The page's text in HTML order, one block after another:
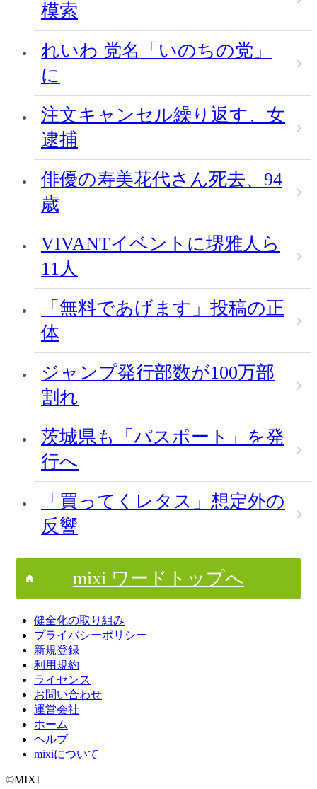
模索
れいわ 党名「いのちの党」
に
注文キャンセル繰り返す、女
逮捕
俳優の寿美花代さん死去、94
歳
VIVANTイベントに堺雅人ら
11人
「無料であげます」投稿の正
体
ジャンプ発行部数が100万部
割れ
茨城県も「パスポート」を発
行へ
「買ってくレタス」想定外の
反響
mixi ワードトップへ
健全化の取り組み
プライバシーポリシー
新規登録
利用規約
ライセンス
お問い合わせ
運営会社
ホーム
ヘルプ
mixiについて
©MIXI